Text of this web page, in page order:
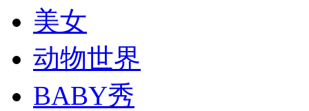
消防员救轻生者 花炮节热闹非凡
美女
动物世界
BABY秀